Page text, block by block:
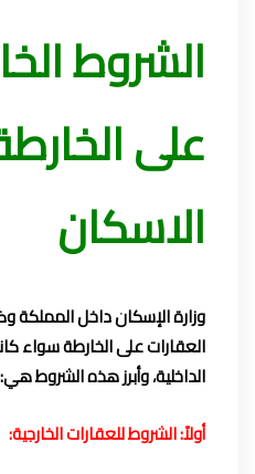
الشروط
على
الاسكان
وزارة الإسكان داخل
العقارات على الخارطة سواء
الداخلية، وأبرز هذه الشروط هي:
أولاً: الشروط للعقارات الخارجية: